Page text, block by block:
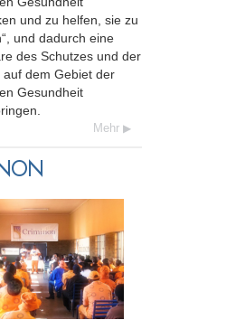
und zu helfen, sie zu
und dadurch eine
des Schutzes und der
auf dem Gebiet der
Gesundheit
Mehr